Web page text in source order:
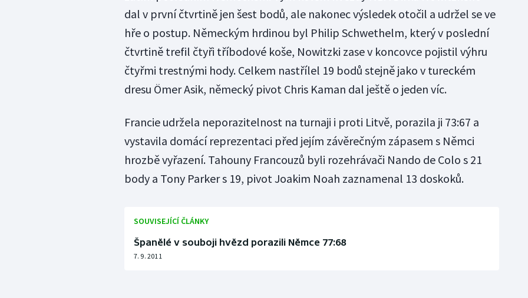
dal v první čtvrtině jen šest bodů, ale nakonec výsledek otočil a udržel se ve
hře o postup. Německým hrdinou byl Philip Schwethelm, který v poslední
čtvrtině trefil čtyři tříbodové koše, Nowitzki zase v koncovce pojistil výhru
čtyřmi trestnými hody. Celkem nastřílel 19 bodů stejně jako v tureckém
dresu Ömer Asik, německý pivot Chris Kaman dal ještě o jeden víc.
Francie udržela neporazitelnost na turnaji i proti Litvě, porazila ji 73:67 a
vystavila domácí reprezentaci před jejím závěrečným zápasem s Němci
hrozbě vyřazení. Tahouny Francouzů byli rozehrávači Nando de Colo s 21
body a Tony Parker s 19, pivot Joakim Noah zaznamenal 13 doskoků.
SOUVISEJÍCÍ ČLÁNKY
Španělé v souboji hvězd porazili Němce 77:68
7. 9. 2011